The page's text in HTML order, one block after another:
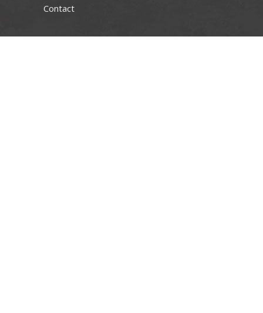
Contact